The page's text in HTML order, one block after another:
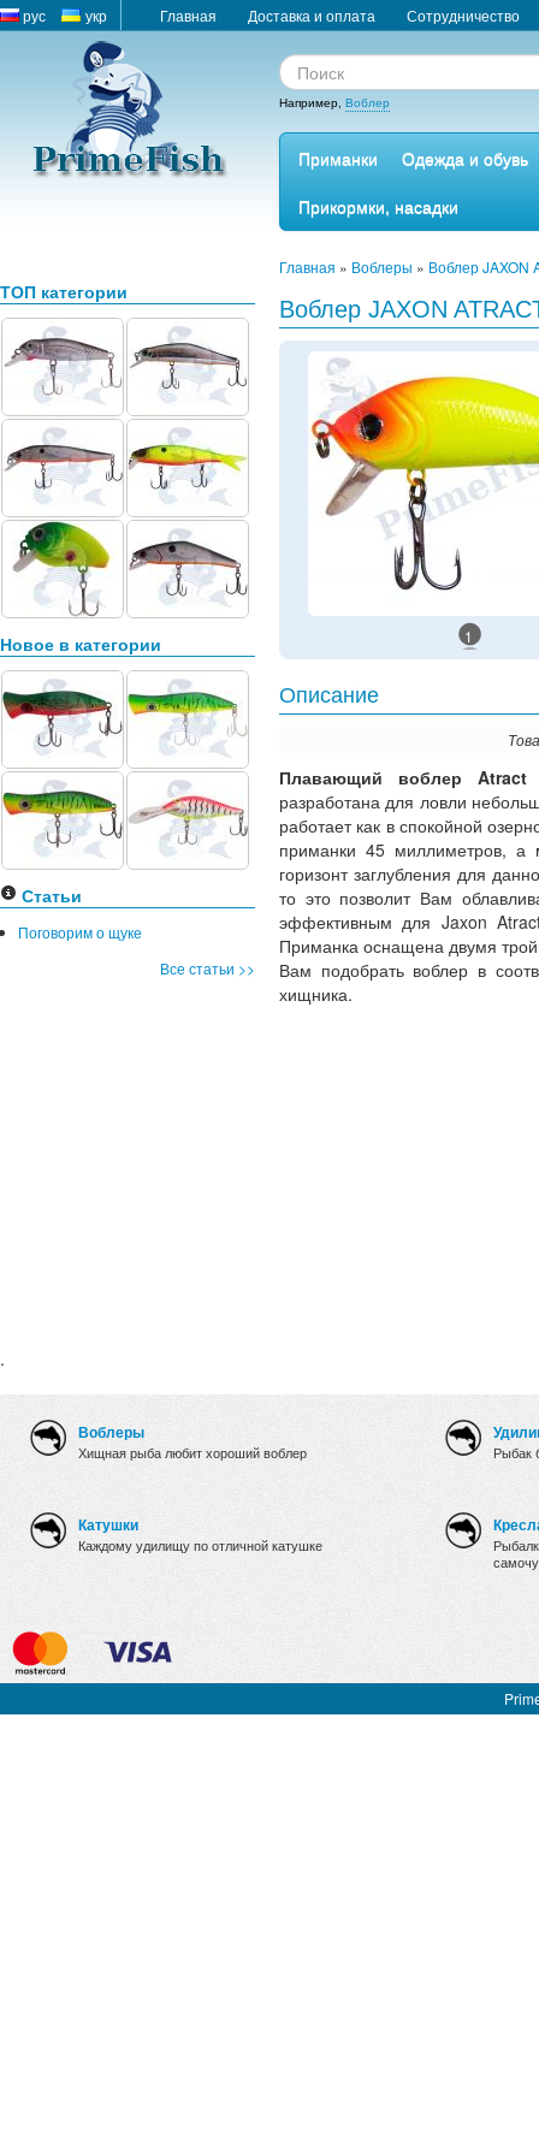
рус укр Главная Доставка и оплата Сотрудничество
Например, Воблер
Приманки
Одежда и обувь
Прикормки, насадки
ТОП категории
Новое в категории
Статьи
Поговорим о щуке
Все статьи >>
.
Главная » Воблеры » Воблер JAXON
Воблер JAXON
1
Описание
Плавающий воблер Atract
разработана для ловли
работает как в спокойной
приманки 45 миллиметров, а
горизонт заглубления для
то это позволит Вам
эффективным для Jaxon
Приманка оснащена двумя
Вам подобрать воблер в
хищника.
Воблеры
Хищная рыба любит хороший воблер
Катушки
Каждому удилищу по отличной катушке
Рыбак